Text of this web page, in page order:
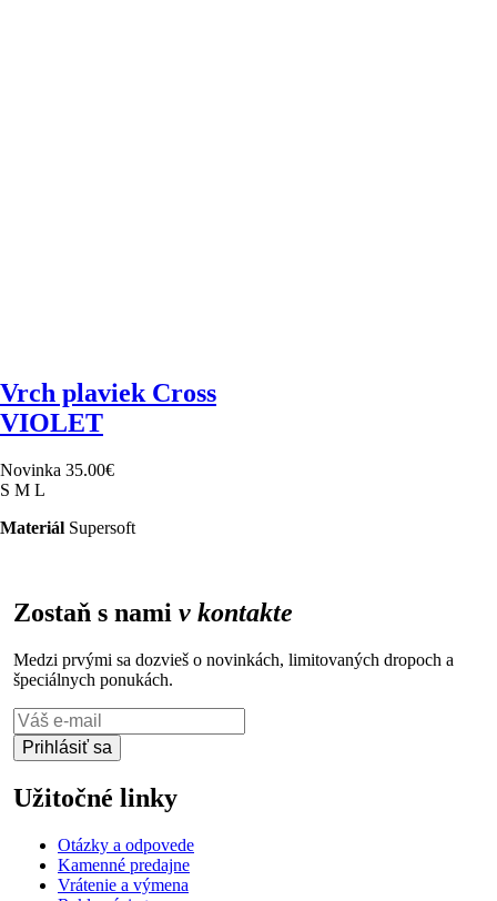
Vrch plaviek Cross
VIOLET
Novinka 35.00€
S M L
Materiál Supersoft
Zostaň s nami v kontakte
Medzi prvými sa dozvieš o novinkách, limitovaných dropoch a
špeciálnych ponukách.
Prihlásiť sa
Užitočné linky
Otázky a odpovede
Kamenné predajne
Vrátenie a výmena